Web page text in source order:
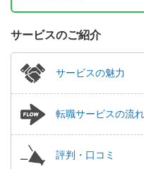
サービスのご紹介
サービスの魅力
転職サービスの流れ
評判・口コミ